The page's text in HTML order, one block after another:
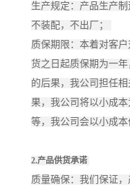
生产规定：产品生产
不装配，不出厂；
质保期限：本着对客
货之日起质保期为一
的后果，我公司担任
果，我公司将以小成
等，我公司会以小成本
2.产品供货承诺
质量确保：我们保证